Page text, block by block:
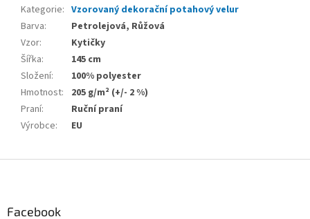
Kategorie: Vzorovaný dekorační potahový velur
Barva:
Petrolejová, Růžová
Vzor:
Kytičky
Šířka:
145 cm
Složení:
100% polyester
Hmotnost:
205 g/m² (+/- 2 %)
Praní:
Ruční praní
Výrobce: EU
Facebook